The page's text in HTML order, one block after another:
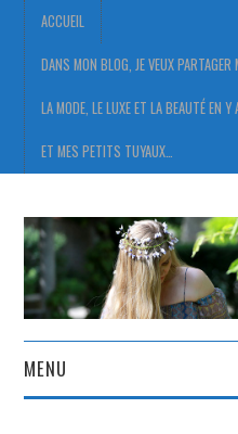
ACCUEIL
DANS MON BLOG, JE VEUX
LA MODE, LE LUXE ET LA BEAUTÉ EN
ET MES PETITS TUYAUX…
MENU